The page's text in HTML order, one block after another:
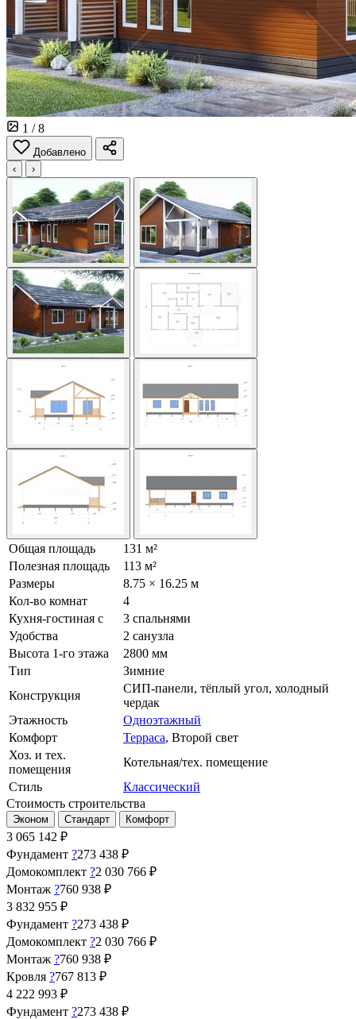
1 / 8
Добавлено
‹
›
Общая площадь
131 м²
Полезная площадь
113 м²
Размеры
8.75 × 16.25 м
Кол-во комнат
4
Кухня-гостиная с
3 спальнями
Удобства
2 санузла
Высота 1-го этажа
2800 мм
Тип
Зимние
Конструкция
СИП-панели, тёплый угол, холодный
чердак
Этажность
Одноэтажный
Комфорт
Терраса, Второй свет
Хоз. и тех.
помещения
Котельная/тех. помещение
Стиль
Классический
Стоимость строительства
Эконом Стандарт Комфорт
3 065 142 ₽
Фундамент ?273 438 ₽
Домокомплект ?2 030 766 ₽
Монтаж ?760 938 ₽
3 832 955 ₽
Фундамент ?273 438 ₽
Домокомплект ?2 030 766 ₽
Монтаж ?760 938 ₽
Кровля ?767 813 ₽
4 222 993 ₽
Фундамент ?273 438 ₽